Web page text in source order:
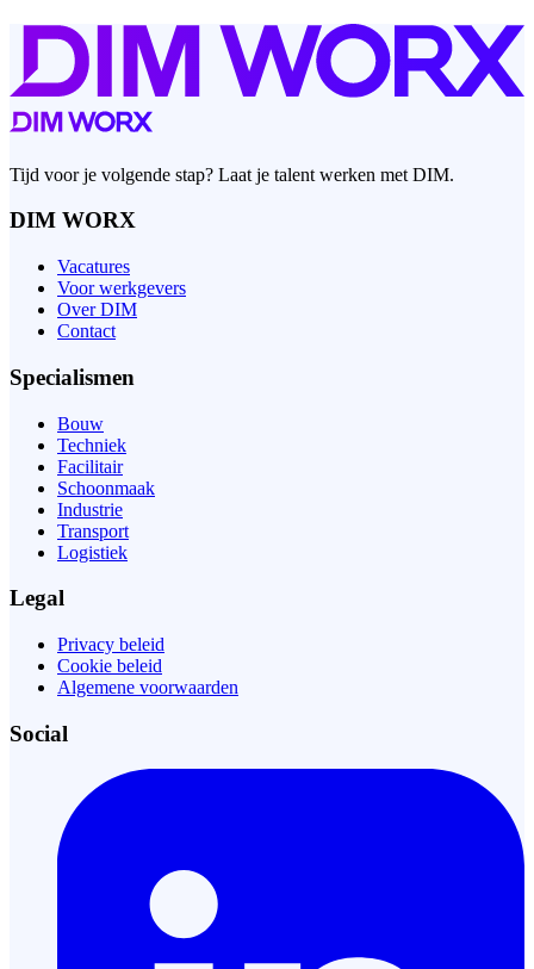
Tijd voor je volgende stap? Laat je talent werken met DIM.
DIM WORX
Vacatures
Voor werkgevers
Over DIM
Contact
Specialismen
Bouw
Techniek
Facilitair
Schoonmaak
Industrie
Transport
Logistiek
Legal
Privacy beleid
Cookie beleid
Algemene voorwaarden
Social